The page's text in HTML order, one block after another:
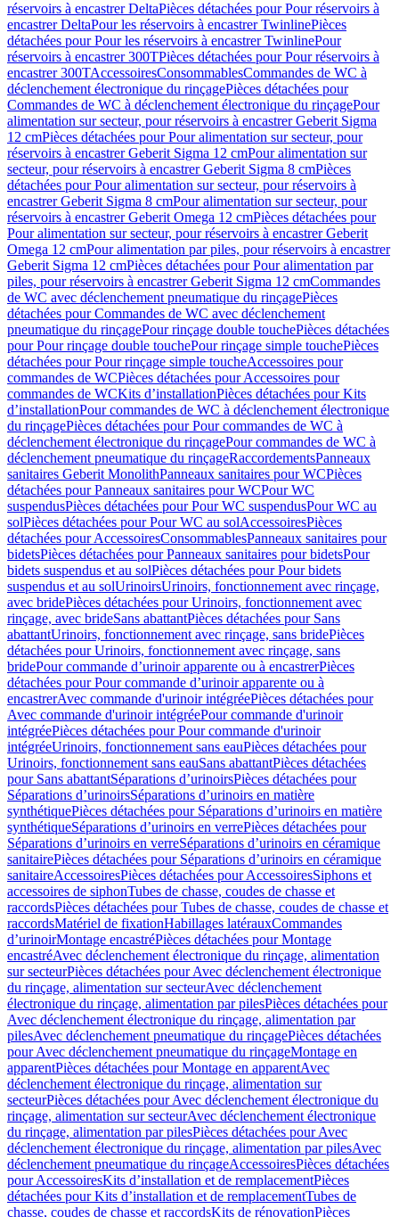
réservoirs à encastrer DeltaPièces détachées pour Pour réservoirs à
encastrer DeltaPour les réservoirs à encastrer TwinlinePièces
détachées pour Pour les réservoirs à encastrer TwinlinePour
réservoirs à encastrer 300TPièces détachées pour Pour réservoirs à
encastrer 300TAccessoiresConsommablesCommandes de WC à
déclenchement électronique du rinçagePièces détachées pour
Commandes de WC à déclenchement électronique du rinçagePour
alimentation sur secteur, pour réservoirs à encastrer Geberit Sigma
12 cmPièces détachées pour Pour alimentation sur secteur, pour
réservoirs à encastrer Geberit Sigma 12 cmPour alimentation sur
secteur, pour réservoirs à encastrer Geberit Sigma 8 cmPièces
détachées pour Pour alimentation sur secteur, pour réservoirs à
encastrer Geberit Sigma 8 cmPour alimentation sur secteur, pour
réservoirs à encastrer Geberit Omega 12 cmPièces détachées pour
Pour alimentation sur secteur, pour réservoirs à encastrer Geberit
Omega 12 cmPour alimentation par piles, pour réservoirs à encastrer
Geberit Sigma 12 cmPièces détachées pour Pour alimentation par
piles, pour réservoirs à encastrer Geberit Sigma 12 cmCommandes
de WC avec déclenchement pneumatique du rinçagePièces
détachées pour Commandes de WC avec déclenchement
pneumatique du rinçagePour rinçage double touchePièces détachées
pour Pour rinçage double touchePour rinçage simple touchePièces
détachées pour Pour rinçage simple toucheAccessoires pour
commandes de WCPièces détachées pour Accessoires pour
commandes de WCKits d’installationPièces détachées pour Kits
d’installationPour commandes de WC à déclenchement électronique
du rinçagePièces détachées pour Pour commandes de WC à
déclenchement électronique du rinçagePour commandes de WC à
déclenchement pneumatique du rinçageRaccordementsPanneaux
sanitaires Geberit MonolithPanneaux sanitaires pour WCPièces
détachées pour Panneaux sanitaires pour WCPour WC
suspendusPièces détachées pour Pour WC suspendusPour WC au
solPièces détachées pour Pour WC au solAccessoiresPièces
détachées pour AccessoiresConsommablesPanneaux sanitaires pour
bidetsPièces détachées pour Panneaux sanitaires pour bidetsPour
bidets suspendus et au solPièces détachées pour Pour bidets
suspendus et au solUrinoirsUrinoirs, fonctionnement avec rinçage,
avec bridePièces détachées pour Urinoirs, fonctionnement avec
rinçage, avec brideSans abattantPièces détachées pour Sans
abattantUrinoirs, fonctionnement avec rinçage, sans bridePièces
détachées pour Urinoirs, fonctionnement avec rinçage, sans
bridePour commande d’urinoir apparente ou à encastrerPièces
détachées pour Pour commande d’urinoir apparente ou à
encastrerAvec commande d'urinoir intégréePièces détachées pour
Avec commande d'urinoir intégréePour commande d'urinoir
intégréePièces détachées pour Pour commande d'urinoir
intégréeUrinoirs, fonctionnement sans eauPièces détachées pour
Urinoirs, fonctionnement sans eauSans abattantPièces détachées
pour Sans abattantSéparations d’urinoirsPièces détachées pour
Séparations d’urinoirsSéparations d’urinoirs en matière
synthétiquePièces détachées pour Séparations d’urinoirs en matière
synthétiqueSéparations d’urinoirs en verrePièces détachées pour
Séparations d’urinoirs en verreSéparations d’urinoirs en céramique
sanitairePièces détachées pour Séparations d’urinoirs en céramique
sanitaireAccessoiresPièces détachées pour AccessoiresSiphons et
accessoires de siphonTubes de chasse, coudes de chasse et
raccordsPièces détachées pour Tubes de chasse, coudes de chasse et
raccordsMatériel de fixationHabillages latérauxCommandes
dʼurinoirMontage encastréPièces détachées pour Montage
encastréAvec déclenchement électronique du rinçage, alimentation
sur secteurPièces détachées pour Avec déclenchement électronique
du rinçage, alimentation sur secteurAvec déclenchement
électronique du rinçage, alimentation par pilesPièces détachées pour
Avec déclenchement électronique du rinçage, alimentation par
pilesAvec déclenchement pneumatique du rinçagePièces détachées
pour Avec déclenchement pneumatique du rinçageMontage en
apparentPièces détachées pour Montage en apparentAvec
déclenchement électronique du rinçage, alimentation sur
secteurPièces détachées pour Avec déclenchement électronique du
rinçage, alimentation sur secteurAvec déclenchement électronique
du rinçage, alimentation par pilesPièces détachées pour Avec
déclenchement électronique du rinçage, alimentation par pilesAvec
déclenchement pneumatique du rinçageAccessoiresPièces détachées
pour AccessoiresKits d’installation et de remplacementPièces
détachées pour Kits d’installation et de remplacementTubes de
chasse, coudes de chasse et raccordsKits de rénovationPièces